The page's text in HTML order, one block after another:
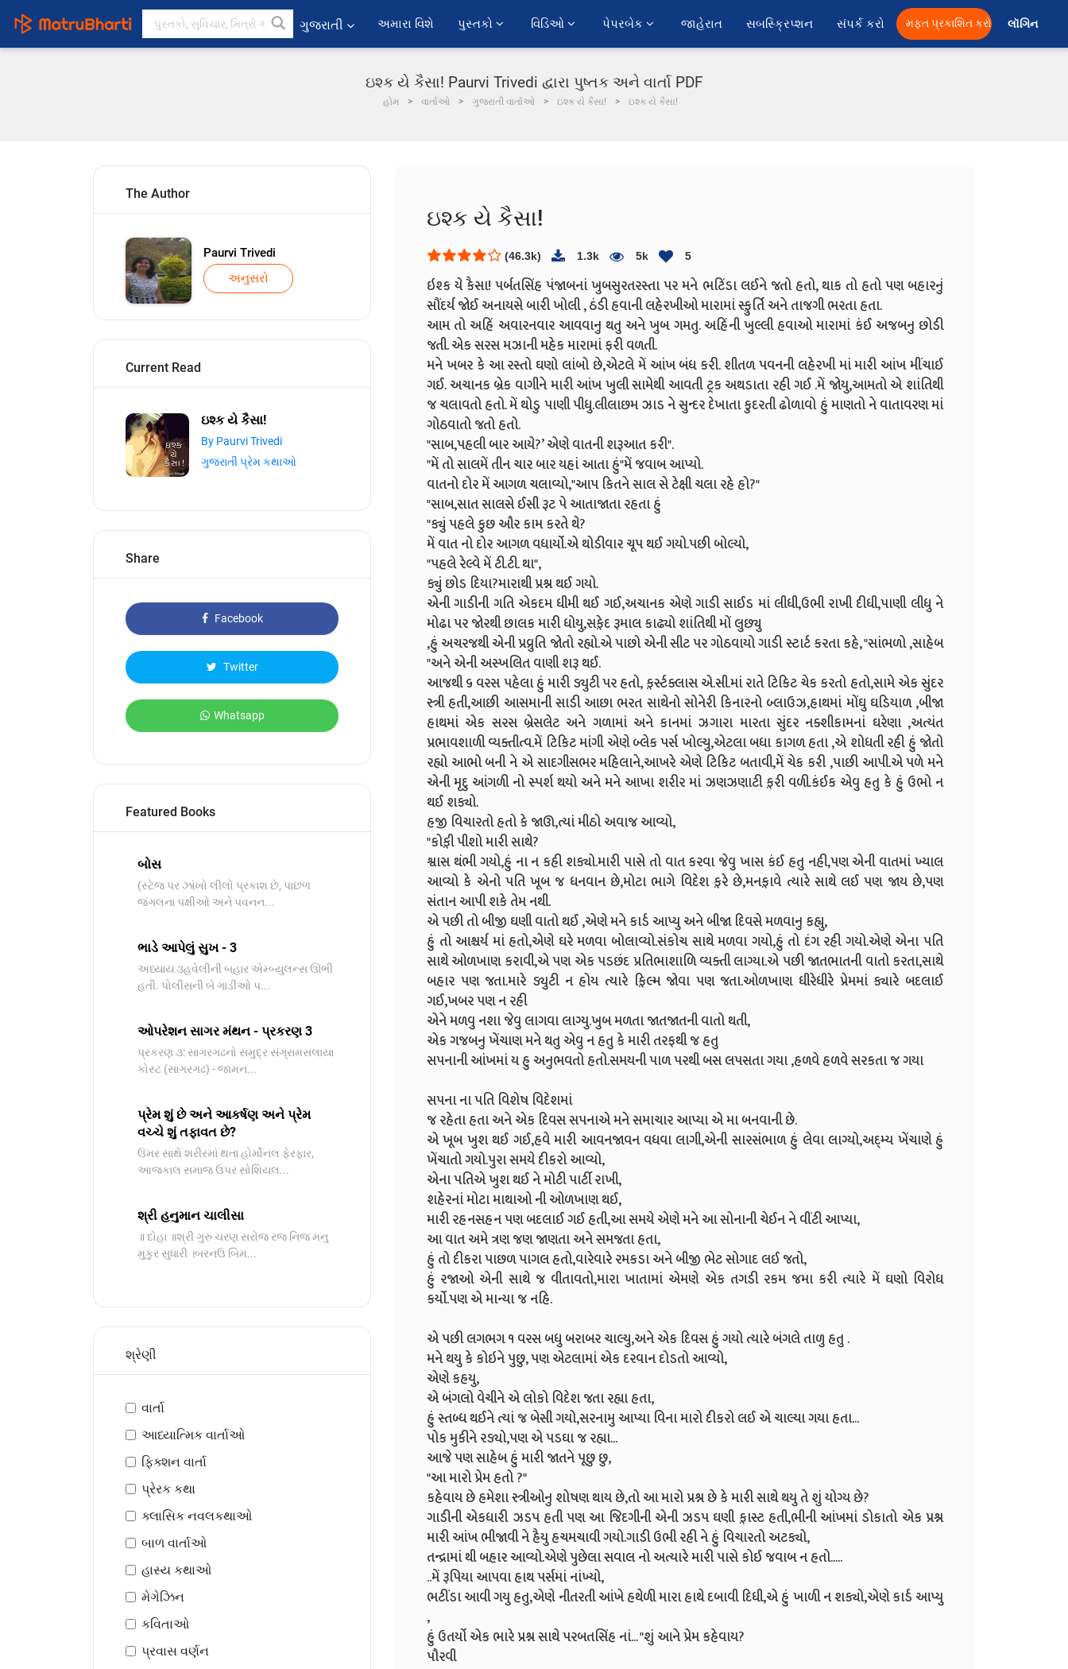
ગુજરાતી અમારા વિશે પુસ્તકો વિડિઓ પેપરબેક જાહેરાત સબસ્ક્રિપ્શન સંપર્ક કરો મફત પ્રકાશિત કરો લૉગિન
ઇશ્ક યે કૈસા! Paurvi Trivedi દ્વારા પુષ્તક અને વાર્તા PDF
હોમ વાર્તાઓ ગુજરાતી વાર્તાઓ ઇશ્ક યે કૈસા! ઇશ્ક યે કૈસા!
The Author
Paurvi Trivedi
અનુસરો
Current Read
ઇશ્ક યે કૈસા!
By Paurvi Trivedi
ગુજરાતી પ્રેમ કથાઓ
Share
Facebook
Twitter
Whatsapp
Featured Books
બોસ
​(સ્ટેજ પર ઝાંખો લીલો પ્રકાશ છે, પાછળ
જંગલના પક્ષીઓ અને પવનન...
ભાડે આપેલું સુખ - 3
અધ્યાય ૩હવેલીની બહાર એમ્બ્યુલન્સ ઊભી
હતી. પોલીસની બે ગાડીઓ પ...
ઓપરેશન સાગર મંથન - પ્રકરણ 3
પ્રકરણ ૩: સાગરગઢનો સમુદ્ર સંગ્રામસલાયા
કોસ્ટ (સાગરગઢ) - જામન...
પ્રેમ શું છે અને આકર્ષણ અને પ્રેમ
વચ્ચે શું તફાવત છે?
ઉંમર સાથે શરીરમાં થતા હોર્મોનલ ફેરફાર,
આજકાલ સમાજ ઉપર સોશિયલ...
શ્રી હનુમાન ચાલીસા
॥ દોહા ॥શ્રી ગુરુ ચરણ સરોજ રજ નિજ મનુ
મુકુર સુધારી ।બરનઉ બિમ...
શ્રેણી
વાર્તા
આધ્યાત્મિક વાર્તાઓ
ફિક્શન વાર્તા
પ્રેરક કથા
ક્લાસિક નવલકથાઓ
બાળ વાર્તાઓ
હાસ્ય કથાઓ
મેગેઝિન
કવિતાઓ
પ્રવાસ વર્ણન
ઇશ્ક યે કૈસા!
(46.3k) 1.3k 5k 5
ઇશ્ક યે કૈસા! પર્બતસિંહ પંજાબનાં ખુબસુરતરસ્તા પર મને ભટિંડા લઈને જતો હતો, થાક તો હતો પણ બહારનું
સૌંદર્ય જોઈ અનાયસે બારી ખોલી , ઠંડી હવાની લહેરખીઓ મારામાં સ્ફ઼ુર્તિ અને તાજગી ભરતા હતા.
આમ તો અહિં અવારનવાર આવવાનુ થતુ અને ખુબ ગમતુ. અહિંની ખુલ્લી હવાઓ મારામાં કંઈ અજબનુ છોડી
જતી. એક સરસ મઝાની મહેક મારામાં ફરી વળતી.
મને ખબર કે આ રસ્તો ઘણો લાંબો છે,એટલે મેં આંખ બંધ કરી. શીતળ પવનની લહેરખી માં મારી આંખ મીંચાઈ
ગઈ. અચાનક બ્રેક વાગીને મારી આંખ ખુલી સામેથી આવતી ટ્રક અથડાતા રહી ગઈ .મેં જોયુ,આમતો એ શાંતિથી
જ ચલાવતો હતો. મેં થોડુ પાણી પીધુ.લીલાછમ ઝાડ ને સુન્દર દેખાતા કુદરતી ઢોળાવો હું માણતો ને વાતાવરણ માં
ગોઠવાતો જતો હતો.
"સાબ,પહલી બાર આયે?’ એણે વાતની શરૂઆત કરી".
"મેં તો સાલમેં તીન ચાર બાર યહાં આતા હું"મેં જવાબ આપ્યો.
વાતનો દોર મેં આગળ ચલાવ્યો,"આપ કિતને સાલ સે ટેક્ષી ચલા રહે હો?"
"સાબ,સાત સાલસે ઈસી રૂટ પે આતાજાતા રહતા હું
"ક્યું પહલે કુછ ઔર કામ કરતે થે?
મેં વાત નો દોર આગળ વધાર્યો.એ થોડીવાર ચૂપ થઈ ગયો.પછી બોલ્યો,
"પહલે રેલ્વે મેં ટી.ટી. થા",
ક્યું છોડ દિયા?મારાથી પ્રશ્ન થઈ ગયો.
એની ગાડીની ગતિ એકદમ ધીમી થઈ ગઈ,અચાનક એણે ગાડી સાઈડ માં લીધી,ઉભી રાખી દીધી,પાણી લીધુ ને
મોઢા પર જોરથી છાલક મારી ધોયુ,સફ઼ેદ રૂમાલ કાઢ્યો શાંતિથી મોં લુછ્યુ
,હું અચરજથી એની પ્રવ્રુતિ જોતો રહ્યો.એ પાછો એની સીટ પર ગોઠવાયો ગાડી સ્ટાર્ટ કરતા કહે, "સાંભળો ,સાહેબ
"અને એની અસ્ખલિત વાણી શરૂ થઈ.
આજથી ૬ વરસ પહેલા હું મારી ડ્યુટી પર હતો, ફ઼ર્સ્ટક્લાસ એ.સી.માં રાતે ટિકિટ ચેક કરતો હતો,સામે એક સુંદર
સ્ત્રી હતી,આછી આસમાની સાડી આછા ભરત સાથેનો સોનેરી કિનારનો બ્લાઉઝ,હાથમાં મોંઘુ ઘડિયાળ ,બીજા
હાથમાં એક સરસ બ્રેસલેટ અને ગળામાં અને કાનમાં ઝગારા મારતા સુંદર નક્શીકામનાં ઘરેણા ,અત્યંત
પ્રભાવશાળી વ્યક્તીત્વ.મેં ટિકિટ માંગી એણે બ્લેક પર્સ ખોલ્યુ,એટલા બધા કાગળ હતા ,એ શોધતી રહી હું જોતો
રહ્યો આભો બની ને એ સાદગીસભર મહિલાને,આખરે એણે ટિકિટ બતાવી,મેં ચેક કરી ,પાછી આપી.એ પળે મને
એની મૃદુ આંગળી નો સ્પર્શ થયો અને મને આખા શરીર માં ઝણઝણાટી ફ઼રી વળી.કંઈક એવુ હતુ કે હું ઉભો ન
થઈ શક્યો.
હજી વિચારતો હતો કે જાઊ,ત્યાં મીઠો અવાજ આવ્યો,
"કોફ઼ી પીશો મારી સાથે?
શ્વાસ થંભી ગયો,હું ના ન કહી શક્યો.મારી પાસે તો વાત કરવા જેવુ ખાસ કંઈ હતુ નહી,પણ એની વાતમાં ખ્યાલ
આવ્યો કે એનો પતિ ખૂબ જ ધનવાન છે,મોટા ભાગે વિદેશ ફ઼રે છે,મનફ઼ાવે ત્યારે સાથે લઈ પણ જાય છે,પણ
સંતાન આપી શકે તેમ નથી.
એ પછી તો બીજી ઘણી વાતો થઈ ,એણે મને કાર્ડ આપ્યુ અને બીજા દિવસે મળવાનુ કહ્યુ,
હું તો આશ્ચર્ય માં હતો,એણે ઘરે મળવા બોલાવ્યો.સંકોચ સાથે મળવા ગયો,હું તો દંગ રહી ગયો.એણે એના પતિ
સાથે ઓળખાણ કરાવી,એ પણ એક પડછંદ પ્રતિભાશાળિ વ્યક્તી લાગ્યા.એ પછી જાતભાતની વાતો કરતા,સાથે
બહાર પણ જતા.મારે ડ્યુટી ન હોય ત્યારે ફ઼િલ્મ જોવા પણ જતા.ઓળખાણ ધીરેધીરે પ્રેમમાં ક્યારે બદલાઈ
ગઈ,ખબર પણ ન રહી
એને મળવુ નશા જેવુ લાગવા લાગ્યુ.ખુબ મળતા જાતજાતની વાતો થતી,
એક ગજબનુ ખેંચાણ મને થતુ એવુ ન હતુ કે મારી તરફથી જ હતુ
સપનાની આંખમાં ય હુ અનુભવતો હતો.સમયની પાળ પરથી બસ લપસતા ગયા ,હળવે હળવે સરકતા જ ગયા
સપના ના પતિ વિશેષ વિદેશમાં
જ રહેતા હતા અને એક દિવસ સપનાએ મને સમાચાર આપ્યા એ મા બનવાની છે.
એ ખૂબ ખુશ થઈ ગઈ,હવે મારી આવનજાવન વધવા લાગી,એની સારસંભાળ હું લેવા લાગ્યો,અદ્મ્ય ખેંચાણે હું
ખેંચાતો ગયો.પુરા સમયે દીકરો આવ્યો,
એના પતિએ ખુશ થઈ ને મોટી પાર્ટી રાખી,
શહેરનાં મોટા માથાઓ ની ઓળખાણ થઈ,
મારી રહનસહન પણ બદલાઈ ગઈ હતી,આ સમયે એણે મને આ સોનાની ચેઈન ને વીંટી આપ્યા,
આ વાત અમે ત્રણ જણ જાણતા અને સમજતા હતા,
હું તો દીકરા પાછળ પાગલ હતો,વારેવારે રમકડા અને બીજી ભેટ સોગાદ લઈ જતો,
હું રજાઓ એની સાથે જ વીતાવતો,મારા ખાતામાં એમણે એક તગડી રકમ જમા કરી ત્યારે મેં ઘણો વિરોધ
કર્યો.પણ એ માન્યા જ નહિ.
એ પછી લગભગ ૧ વરસ બધુ બરાબર ચાલ્યુ,અને એક દિવસ હું ગયો ત્યારે બંગલે તાળુ હતુ .
મને થયુ કે કોઇને પુછુ, પણ એટલામાં એક દરવાન દોડતો આવ્યો,
એણે કહયુ,
એ બંગલો વેચીને એ લોકો વિદેશ જતા રહ્યા હતા,
હું સ્તબ્ધ થઈને ત્યાં જ બેસી ગયો,સરનામુ આપ્યા વિના મારો દીકરો લઈ એ ચાલ્યા ગયા હતા...
પોક મુકીને રડ્યો,પણ એ પડઘા જ રહ્યા...
આજે પણ સાહેબ હું મારી જાતને પૂછુ છુ,
"આ મારો પ્રેમ હતો ?"
કહેવાય છે હમેશા સ્ત્રીઓનુ શોષણ થાય છે,તો આ મારો પ્રશ્ન છે કે મારી સાથે થયુ તે શું યોગ્ય છે?
ગાડીની એકધારી ઝડપ હતી પણ આ જિદગીની એની ઝડપ ઘણી ફ઼ાસ્ટ હતી,ભીની આંખમાં ડોકાતો એક પ્રશ્ન
મારી આંખ ભીજાવી ને હૈયુ હચમચાવી ગયો.ગાડી ઉભી રહી ને હું વિચારતો અટક્યો,
તન્દ્રામાં થી બહાર આવ્યો.એણે પુછેલા સવાલ નો અત્યારે મારી પાસે કોઈ જવાબ ન હતો.....
..મેં રૂપિયા આપવા હાથ પર્સમાં નાંખ્યો,
ભટીંડા આવી ગયુ હતુ,એણે નીતરતી આંખે હથેળી મારા હાથે દબાવી દિધી,એ હું ખાળી ન શક્યો,એણે કાર્ડ આપ્યુ
,
હું ઉતર્યો એક ભારે પ્રશ્ન સાથે પરબતસિંહ નાં... "શું આને પ્રેમ કહેવાય?
પૌરવી